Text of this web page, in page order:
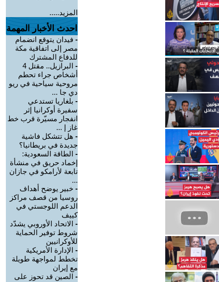
المزيد.....
احدث الأخبار المهمة
- فيدان يتوقع انضمام
مصر إلى اتفاقية مكة
للدفاع المشترك
-
البرازيل.. مقتل 4
أشخاص جراء تحطم
مروحية سياحية في ريو
دي جا ...
- بلغاريا تستدعي
سفيرة أوكرانيا إثر
انفجار مسيّرة قرب خط
غاز إ ...
- هل تتشكل فاشية
جديدة في بريطانيا؟
- الطاقة السعودية:
إخماد حريق في منشأة
تابعة لأرامكو في جازان
...
- خبير يوضح أهداف
روسيا من قصف مراكز
الدعم اللوجستي في
كييف
- الاتحاد الأوروبي يشدّد
شروط توفير الحماية
للأوكرانيين
- الإدارة الأمريكية
تخطط لمواجهة طويلة
مع إيران
- الصين قد تحوز على